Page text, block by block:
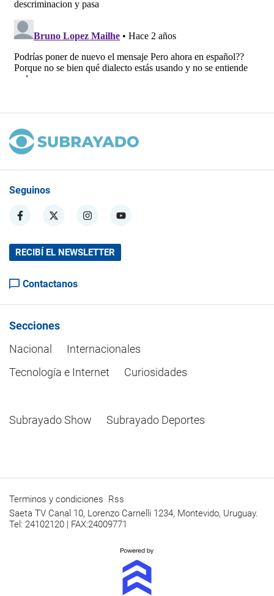
Seguinos
RECIBÍ EL NEWSLETTER
Contactanos
Secciones
Nacional
Internacionales
Tecnología e Internet
Curiosidades
Subrayado Show Subrayado Deportes
Terminos y condiciones Rss
Saeta TV Canal 10, Lorenzo Carnelli 1234, Montevido, Uruguay.
Tel: 24102120 | FAX:24009771